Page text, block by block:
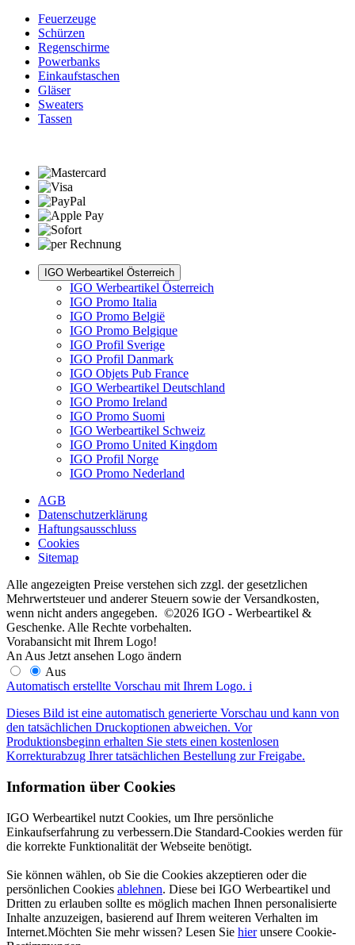
Feuerzeuge
Schürzen
Regenschirme
Powerbanks
Einkaufstaschen
Gläser
Sweaters
Tassen
IGO Werbeartikel Österreich
IGO Werbeartikel Österreich
IGO Promo Italia
IGO Promo België
IGO Promo Belgique
IGO Profil Sverige
IGO Profil Danmark
IGO Objets Pub France
IGO Werbeartikel Deutschland
IGO Promo Ireland
IGO Promo Suomi
IGO Werbeartikel Schweiz
IGO Promo United Kingdom
IGO Profil Norge
IGO Promo Nederland
AGB
Datenschutzerklärung
Haftungsausschluss
Cookies
Sitemap
Alle angezeigten Preise verstehen sich zzgl. der gesetzlichen
Mehrwertsteuer und anderer Steuern sowie der Versandkosten,
wenn nicht anders angegeben. ©2026 IGO - Werbeartikel &
Geschenke. Alle Rechte vorbehalten.
Vorabansicht mit Ihrem Logo!
An Aus Jetzt ansehen Logo ändern
Aus
Automatisch erstellte Vorschau mit Ihrem Logo. i
Dieses Bild ist eine automatisch generierte Vorschau und kann von
den tatsächlichen Druckoptionen abweichen. Vor
Produktionsbeginn erhalten Sie stets einen kostenlosen
Korrekturabzug Ihrer tatsächlichen Bestellung zur Freigabe.
Information über Cookies
IGO Werbeartikel nutzt Cookies, um Ihre persönliche
Einkaufserfahrung zu verbessern.Die Standard-Cookies werden für
die korrekte Funktionalität der Webseite benötigt.
Sie können wählen, ob Sie die Cookies akzeptieren oder die
persönlichen Cookies ablehnen. Diese bei IGO Werbeartikel und
Dritten zu erlauben sollte es möglich machen Ihnen personalisierte
Inhalte anzuzeigen, basierend auf Ihrem weiteren Verhalten im
Internet.Möchten Sie mehr wissen? Lesen Sie hierunsere Cookie-